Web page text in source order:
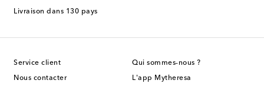
Livraison dans 130 pays
Service client
Nous contacter
Qui sommes-nous ?
L'app Mytheresa